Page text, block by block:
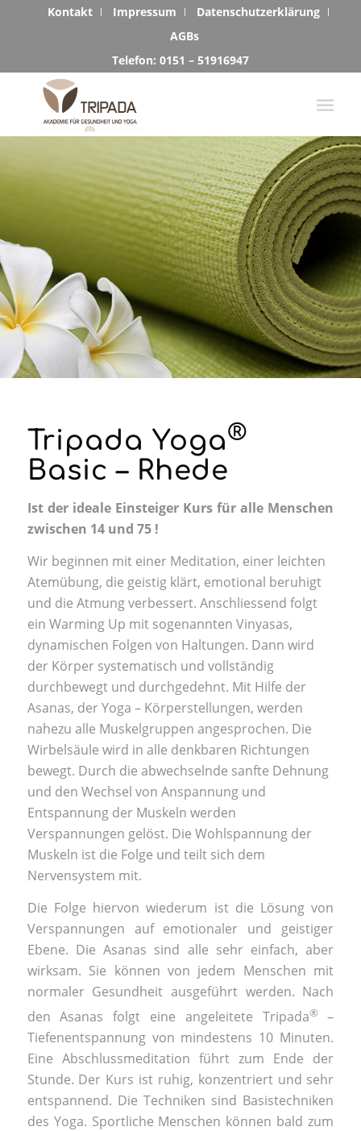
Kontakt Impressum
Datenschutzerklärung
AGBs
Telefon: 0151 – 51916947
Tripada Yoga®
Basic – Rhede
Ist der ideale Einsteiger Kurs für alle Menschen
zwischen 14 und 75 !
Wir beginnen mit einer Meditation, einer leichten
Atemübung, die geistig klärt, emotional beruhigt
und die Atmung verbessert. Anschliessend folgt
ein Warming Up mit sogenannten Vinyasas,
dynamischen Folgen von Haltungen. Dann wird
der Körper systematisch und vollständig
durchbewegt und durchgedehnt. Mit Hilfe der
Asanas, der Yoga – Körperstellungen, werden
nahezu alle Muskelgruppen angesprochen. Die
Wirbelsäule wird in alle denkbaren Richtungen
bewegt. Durch die abwechselnde sanfte Dehnung
und den Wechsel von Anspannung und
Entspannung der Muskeln werden
Verspannungen gelöst. Die Wohlspannung der
Muskeln ist die Folge und teilt sich dem
Nervensystem mit.
Die Folge hiervon wiederum ist die Lösung von
Verspannungen auf emotionaler und geistiger
Ebene. Die Asanas sind alle sehr einfach, aber
wirksam. Sie können von jedem Menschen mit
normaler Gesundheit ausgeführt werden. Nach
den Asanas folgt eine angeleitete Tripada®
–
Tiefenentspannung von mindestens 10 Minuten.
Eine Abschlussmeditation führt zum Ende der
Stunde. Der Kurs ist ruhig, konzentriert und sehr
entspannend. Die Techniken sind Basistechniken
des Yoga. Sportliche Menschen können bald zum